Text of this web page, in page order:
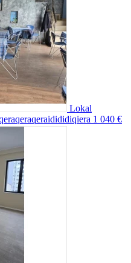
Lokal
1 040 €